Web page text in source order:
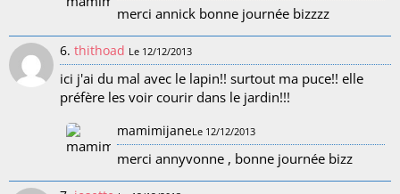
merci annick bonne journée bizzzz
6. thithoad Le 12/12/2013
ici j'ai du mal avec le lapin!! surtout ma puce!! elle
préfère les voir courir dans le jardin!!!
mamimijaneLe 12/12/2013
merci annyvonne , bonne journée bizz